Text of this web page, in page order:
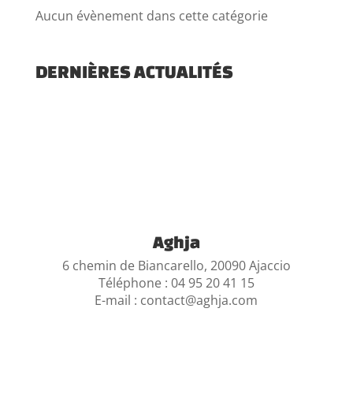
Aucun évènement dans cette catégorie
DERNIÈRES ACTUALITÉS
Aghja
6 chemin de Biancarello, 20090 Ajaccio
Téléphone : 04 95 20 41 15
E-mail : contact@aghja.com